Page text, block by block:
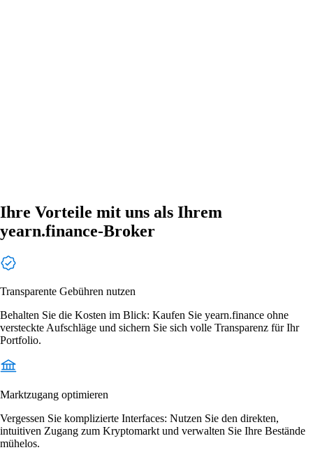
Ihre Vorteile mit uns als Ihrem
yearn.finance-Broker
Transparente Gebühren nutzen
Behalten Sie die Kosten im Blick: Kaufen Sie yearn.finance ohne
versteckte Aufschläge und sichern Sie sich volle Transparenz für Ihr
Portfolio.
Marktzugang optimieren
Vergessen Sie komplizierte Interfaces: Nutzen Sie den direkten,
intuitiven Zugang zum Kryptomarkt und verwalten Sie Ihre Bestände
mühelos.